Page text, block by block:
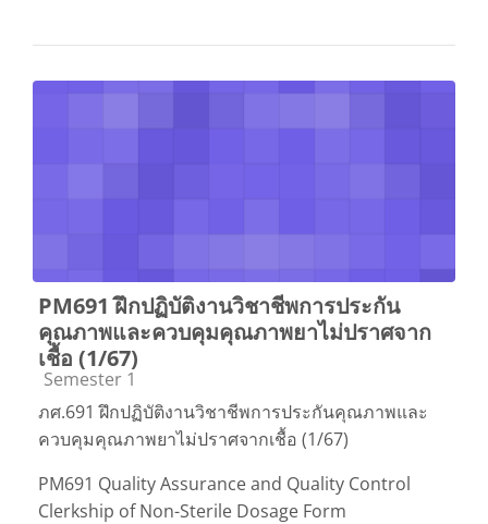
PM691 ฝึกปฏิบัติงานวิชาชีพการประกัน
คุณภาพและควบคุมคุณภาพยาไม่ปราศจาก
เชื้อ (1/67)
Course category
Semester 1
ภศ.691 ฝึกปฏิบัติงานวิชาชีพการประกันคุณภาพและ
ควบคุมคุณภาพยาไม่ปราศจากเชื้อ (1/67)
PM691 Quality Assurance and Quality Control
Clerkship of Non-Sterile Dosage Form